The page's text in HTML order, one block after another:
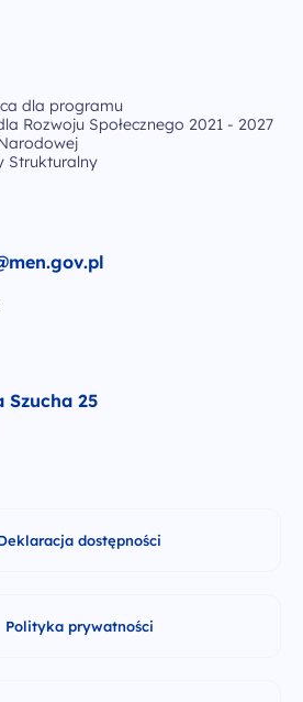
dla programu
Rozwoju Społecznego 2021 - 2027
Strukturalny
25
dostępności
Polityka prywatności